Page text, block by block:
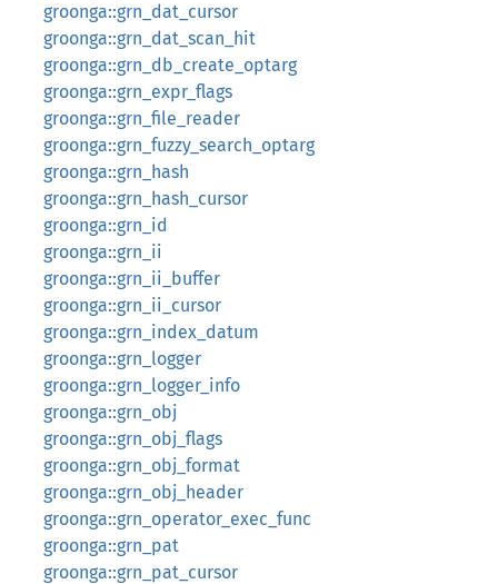
groonga::grn_dat_cursor
groonga::grn_dat_scan_hit
groonga::grn_db_create_optarg
groonga::grn_expr_flags
groonga::grn_file_reader
groonga::grn_fuzzy_search_optarg
groonga::grn_hash
groonga::grn_hash_cursor
groonga::grn_id
groonga::grn_ii
groonga::grn_ii_buffer
groonga::grn_ii_cursor
groonga::grn_index_datum
groonga::grn_logger
groonga::grn_logger_info
groonga::grn_obj
groonga::grn_obj_flags
groonga::grn_obj_format
groonga::grn_obj_header
groonga::grn_operator_exec_func
groonga::grn_pat
groonga::grn_pat_cursor